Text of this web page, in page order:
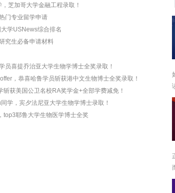
芝加哥大学金融工程录取！
门专业留学申请
学USNews综合排名
究生必备申请材料
员喜提乔治亚大学生物学博士全奖录取！
，恭喜哈鲁学员斩获港中文生物博士全奖录取！
斩获美国公卫名校RA奖学金+全部学费减免！
学，宾夕法尼亚大学生物学博士录取！
top3耶鲁大学生物医学博士全奖